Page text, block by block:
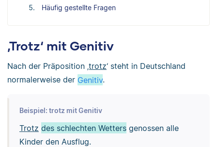
Häufig gestellte Fragen
‚Trotz‘ mit Genitiv
Nach der Präposition ‚trotz‘ steht in Deutschland
normalerweise der Genitiv.
Beispiel: trotz mit Genitiv
Trotz des schlechten Wettersgenossen alle
Kinder den Ausflug.